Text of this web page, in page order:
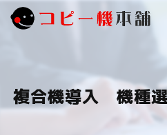
複合機導入 機種